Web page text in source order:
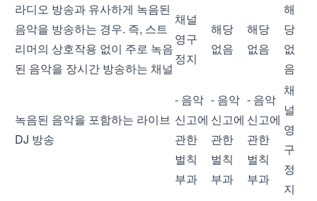
라디오 방송과 유사하게 녹음된
음악을 방송하는 경우. 즉, 스트
리머의 상호작용 없이 주로 녹음
된 음악을 장시간 방송하는 채널
채널
영구
정지
해당
없음
해당
없음
해
당
없
음
녹음된 음악을 포함하는 라이브
DJ 방송
- 음악
신고에
관한
벌칙
부과
- 음악
신고에
관한
벌칙
부과
- 음악
신고에
관한
벌칙
부과
채
널
영
구
정
지